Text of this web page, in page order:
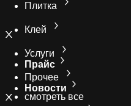
Плитка
Клей
Услуги
Прочее
смотреть все
Прайс
Новости